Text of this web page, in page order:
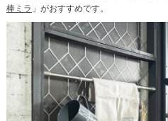
棒ミラ 」がおすすめです。